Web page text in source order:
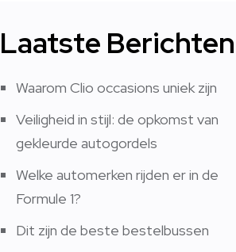
Laatste Berichten
Waarom Clio occasions uniek zijn
Veiligheid in stijl: de opkomst van
gekleurde autogordels
Welke automerken rijden er in de
Formule 1?
Dit zijn de beste bestelbussen